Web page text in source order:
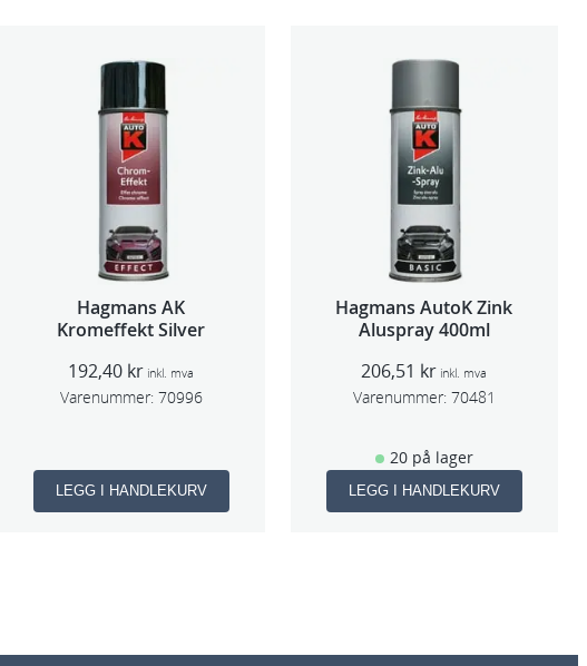
Hagmans AK
Kromeffekt Silver
192,40 kr inkl. mva
Varenummer: 70996
LEGG I HANDLEKURV
Hagmans AutoK Zink
Aluspray 400ml
206,51 kr inkl. mva
Varenummer: 70481
20 på lager
LEGG I HANDLEKURV